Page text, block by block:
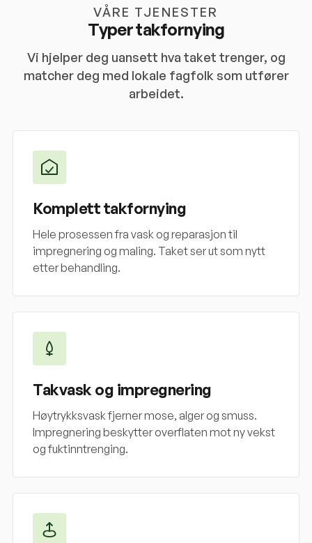
VÅRE TJENESTER
Typer takfornying
Vi hjelper deg uansett hva taket trenger, og
matcher deg med lokale fagfolk som utfører
arbeidet.
Komplett takfornying
Hele prosessen fra vask og reparasjon til
impregnering og maling. Taket ser ut som nytt
etter behandling.
Takvask og impregnering
Høytrykksvask fjerner mose, alger og smuss.
Impregnering beskytter overflaten mot ny vekst
og fuktinntrenging.